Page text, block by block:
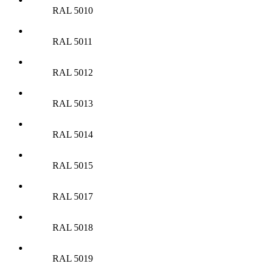
RAL 5010
RAL 5011
RAL 5012
RAL 5013
RAL 5014
RAL 5015
RAL 5017
RAL 5018
RAL 5019